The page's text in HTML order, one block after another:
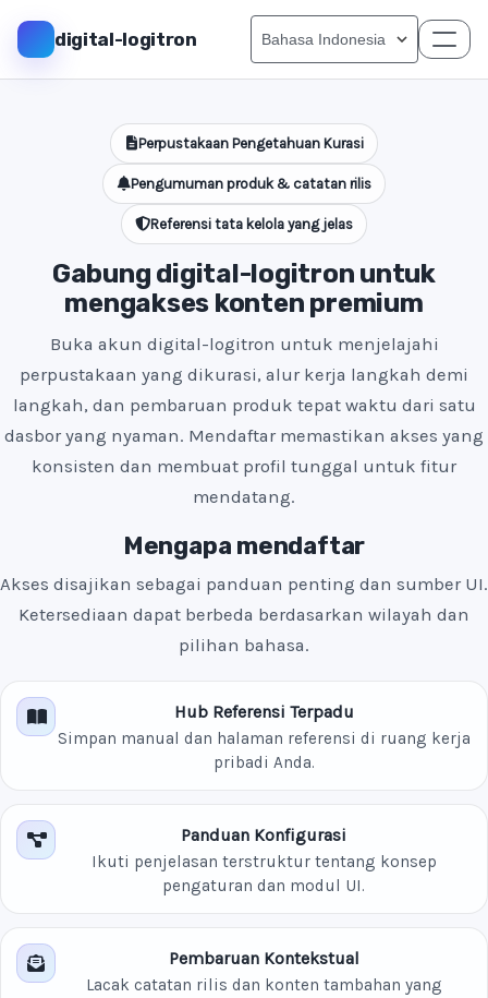
digital-logitron
Perpustakaan Pengetahuan Kurasi
Pengumuman produk & catatan rilis
Referensi tata kelola yang jelas
Gabung digital-logitron untuk
mengakses konten premium
Buka akun digital-logitron untuk menjelajahi
perpustakaan yang dikurasi, alur kerja langkah demi
langkah, dan pembaruan produk tepat waktu dari satu
dasbor yang nyaman. Mendaftar memastikan akses yang
konsisten dan membuat profil tunggal untuk fitur
mendatang.
Mengapa mendaftar
Akses disajikan sebagai panduan penting dan sumber UI.
Ketersediaan dapat berbeda berdasarkan wilayah dan
pilihan bahasa.
Hub Referensi Terpadu
Simpan manual dan halaman referensi di ruang kerja
pribadi Anda.
Panduan Konfigurasi
Ikuti penjelasan terstruktur tentang konsep
pengaturan dan modul UI.
Pembaruan Kontekstual
Lacak catatan rilis dan konten tambahan yang